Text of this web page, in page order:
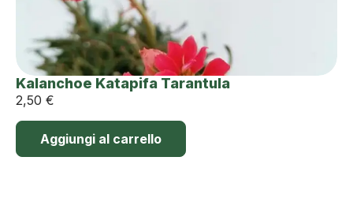
Kalanchoe Katapifa Tarantula
2,50 €
Aggiungi al carrello